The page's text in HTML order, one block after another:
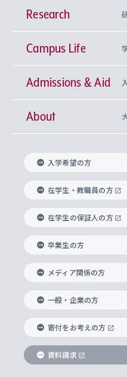
学部
神学部
文学部
総合人間科学部
経済学部
外国語学部
総合グローバル学部
国際教養学部
理工学部
Futures） – 持続
興味から学科を探す
上智大学の全学共
基盤教育センター
キリスト教人間学
身体知
思考と表現
データサイエンス
上智大学の語学教育
言語教育研究セン
上智大学のグロー
グローバル教育セ
上智大学で学ぶ
海外で学ぶ
学びのサポート
大学院
神学研究科
実践宗教学研究科
総合人間科学研究科
助産学専攻科
生涯学習
Research
研究所 等
キリスト教文化研
中世思想研究所
国際言語情報研究
グローバル・コン
比較文化研究所
ヨーロッパ研究所
アジア文化研究所
アメリカ・カナダ
Sophia Open
産官学連携
知的財産
研究支援制度
重点領域研究・自
研究活動に関する
Campus Life
学期区分と授業時
課外活動
課外教育プログラ
ボランティア活動
グローバルな学び
学生の相談窓口
心身の健康相談
ハラスメント防止
障がいのある学生
キャリア形成サポー
キャリア形成支援
就職（内定先）・
企業の採用ご担当
住まいのサポート
Admissions & Aid
上智大学で取得でき
入れの方針）
科目等履修生
研究生・外国人特
交換留学生(海外大
ノンディグリー生
Sophia Short-term
学費・奨学金
About
理事長・学長メッ
学長・副学長紹介
上智大学の精神
上智大学の理念
上智大学の沿革
ソフィア・アーカ
上智大学とカトリ
グローバルエンゲー
上智大学を訪れた
国連Weeks・ア
ダイバーシティ＆
上智大学公式ソー
学校法人上智学院
数字で見る上智大学
上智大学のネットワ
入学希望の方
在学生・教職員の方
在学生の保証人の方
卒業生の方
メディア関係の方
一般・企業の方
寄付をお考えの方
資料請求